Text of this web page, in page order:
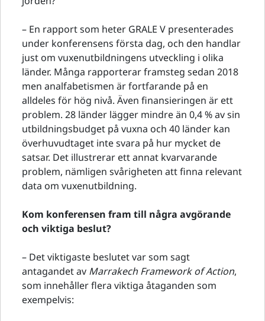
– En rapport som heter GRALE V presenterades
under konferensens första dag, och den handlar
just om vuxenutbildningens utveckling i olika
länder. Många rapporterar framsteg sedan 2018
men analfabetismen är fortfarande på en
alldeles för hög nivå. Även finansieringen är ett
problem. 28 länder lägger mindre än 0,4 % av sin
utbildningsbudget på vuxna och 40 länder kan
överhuvudtaget inte svara på hur mycket de
satsar. Det illustrerar ett annat kvarvarande
problem, nämligen svårigheten att finna relevant
data om vuxenutbildning.
Kom konferensen fram till några avgörande
och viktiga beslut?
– Det viktigaste beslutet var som sagt
antagandet av Marrakech Framework of Action,
som innehåller flera viktiga åtaganden som
exempelvis: